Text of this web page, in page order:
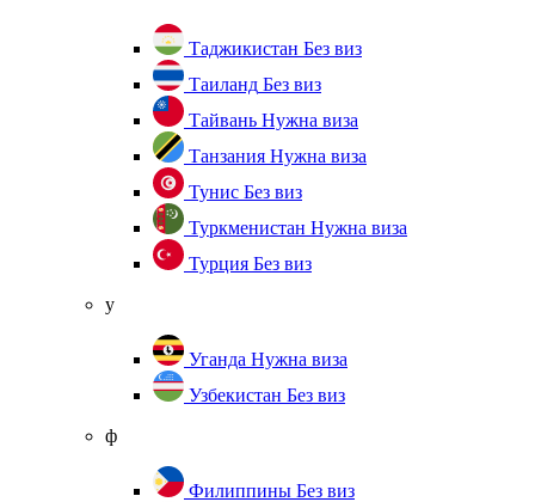
Таджикистан Без виз
Таиланд Без виз
Тайвань Нужна виза
Танзания Нужна виза
Тунис Без виз
Туркменистан Нужна виза
Турция Без виз
у
Уганда Нужна виза
Узбекистан Без виз
ф
Филиппины Без виз